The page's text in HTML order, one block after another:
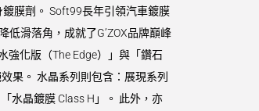
膜劑。 Soft99長年引領汽車鍍膜
滑落角，成就了G’ZOX品牌巔峰
強化版（The Edge）」與「鑽石
果。 水晶系列則包含：展現系列
水晶鍍膜 Class H」。 此外，亦